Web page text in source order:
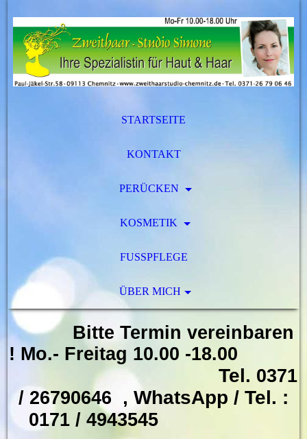
STARTSEITE
KONTAKT
PERÜCKEN
KOSMETIK
FUSSPFLEGE
ÜBER MICH
Bitte Termin vereinbaren
! Mo.- Freitag 10.00 -18.00
Tel. 0371
/ 26790646 , WhatsApp / Tel. :
0171 / 4943545